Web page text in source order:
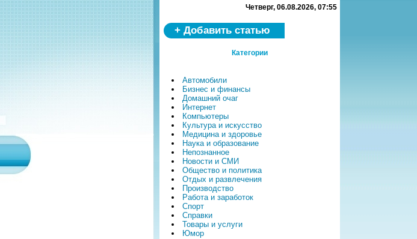
Четверг, 06.08.2026, 07:55
+ Добавить статью
Категории
Автомобили
Бизнес и финансы
Домашний очаг
Интернет
Компьютеры
Культура и искусство
Медицина и здоровье
Наука и образование
Непознанное
Новости и СМИ
Общество и политика
Отдых и развлечения
Производство
Работа и заработок
Спорт
Справки
Товары и услуги
Юмор